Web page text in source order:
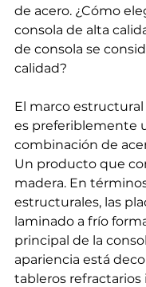
de acero. ¿Cómo
consola de alta
de consola se
calidad?
El marco estructural
es preferiblemente
combinación de
Un producto que
madera. En
estructurales, las
laminado a frío
principal de la
apariencia está
tableros